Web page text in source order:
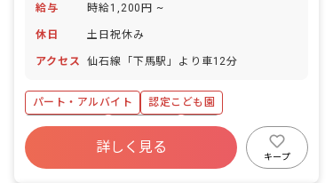
給与 時給1,200円 ~
休日 土日祝休み
アクセス 仙石線「下馬駅」より車12分
パート・アルバイト
認定こども園
産休育休制度
土日祝休み
有給
車通勤可
詳しく見る
キープ